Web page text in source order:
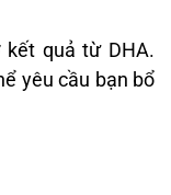
kết quả từ DHA.
yêu cầu bạn bổ